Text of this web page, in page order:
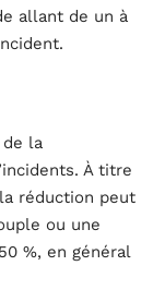
allant de un à
la
À titre
réduction peut
ou une
%, en général